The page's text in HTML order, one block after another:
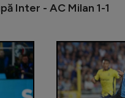
Inter - AC Milan 1-1